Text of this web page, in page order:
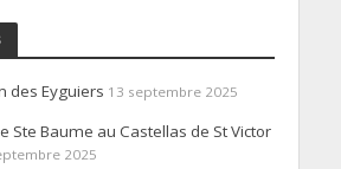
des Eyguiers 13 septembre 2025
Ste Baume au Castellas de St Victor
2025